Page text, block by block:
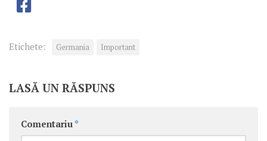
Etichete: Germania Important
LASĂ UN RĂSPUNS
Comentariu *